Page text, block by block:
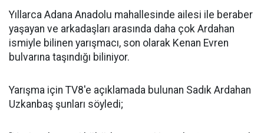
Yıllarca Adana Anadolu mahallesinde ailesi ile beraber
yaşayan ve arkadaşları arasında daha çok Ardahan
ismiyle bilinen yarışmacı, son olarak Kenan Evren
bulvarına taşındığı biliniyor.
Yarışma için TV8'e açıklamada bulunan Sadık Ardahan
Uzkanbaş şunları söyledi;